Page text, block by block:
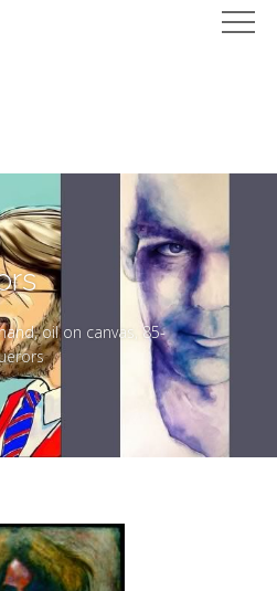
oil on canvas, 85-